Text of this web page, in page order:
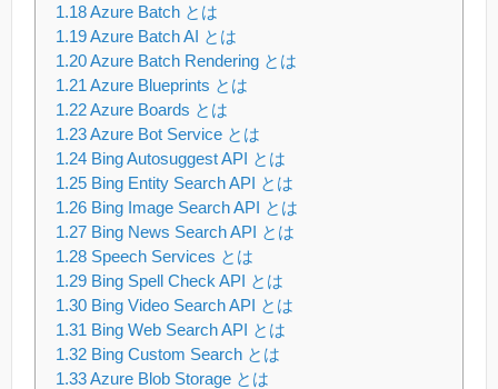
1.18Azure Batch とは
1.19Azure Batch AI とは
1.20Azure Batch Rendering とは
1.21 Azure Blueprints とは
1.22Azure Boards とは
1.23Azure Bot Service とは
1.24 Bing Autosuggest API とは
1.25 Bing Entity Search API とは
1.26 Bing Image Search API とは
1.27 Bing News Search API とは
1.28 Speech Services とは
1.29 Bing Spell Check API とは
1.30 Bing Video Search API とは
1.31 Bing Web Search API とは
1.32 Bing Custom Search とは
1.33Azure Blob Storage とは